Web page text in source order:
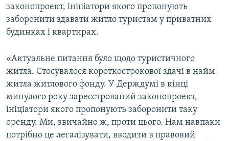
законопроект, ініціатори якого пропонують
заборонити здавати житло туристам у приватних
будинках і квартирах.
«Актуальне питання було щодо туристичного
житла. Стосувалося короткострокової здачі в найм
житла житлового фонду. У Держдумі в кінці
минулого року зареєстрований законопроект,
ініціатори якого пропонують заборонити таку
оренду. Ми, звичайно ж, проти цього. Нам навпаки
потрібно це легалізувати, вводити в правовий